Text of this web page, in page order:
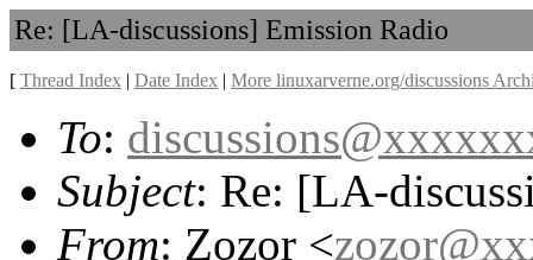
Re: [LA-discussions] Emission Radio
[ Thread Index | Date Index | More linuxarverne.org/discussions
To:
Subject: Re: [LA-
From: Zozor <